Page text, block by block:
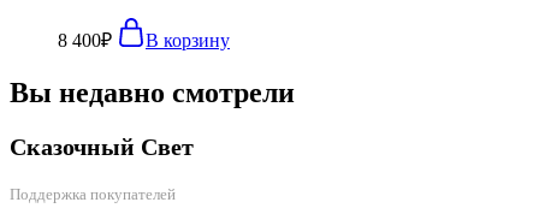
8 400₽ В корзину
Вы недавно смотрели
Сказочный Свет
Поддержка покупателей